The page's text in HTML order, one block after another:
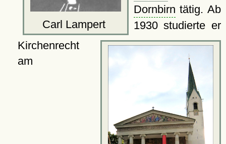
Carl Lampert
Dornbirn tätig. Ab
1930 studierte er
Kirchenrecht
am